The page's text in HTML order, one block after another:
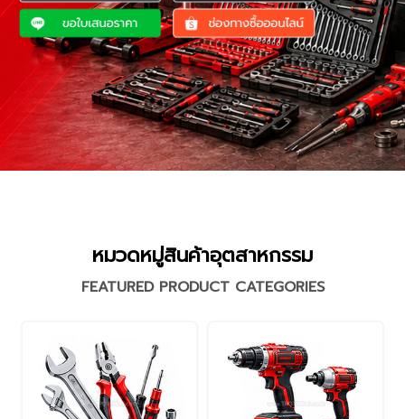
หมวดหมู่สินค้าอุตสาหกรรม
FEATURED PRODUCT CATEGORIES